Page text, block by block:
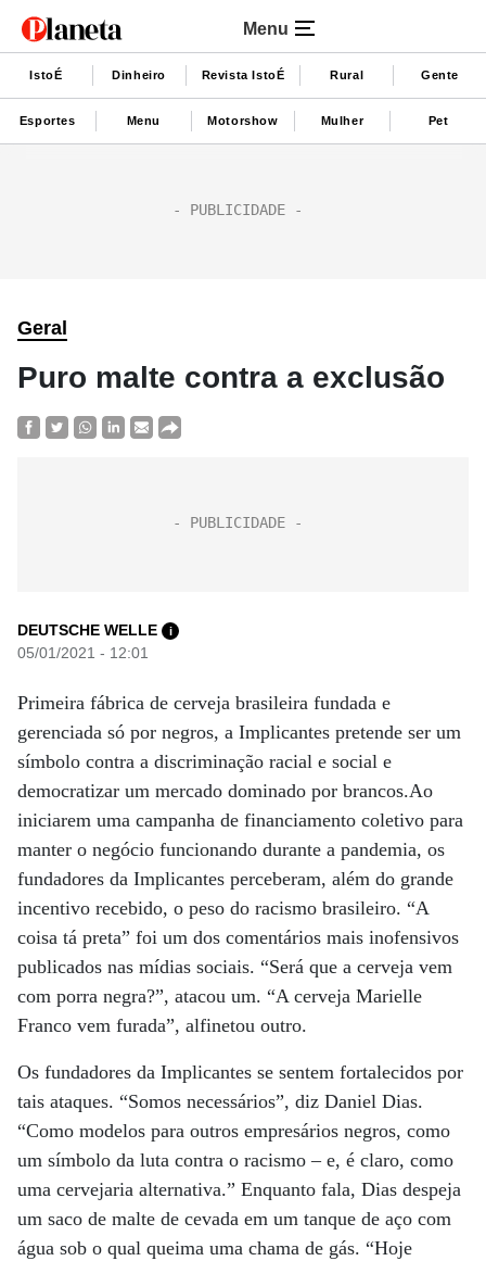
Menu
IstoÉ Dinheiro Revista IstoÉ Rural Gente
Esportes Menu Motorshow Mulher Pet
Geral
Puro malte contra a exclusão
DEUTSCHE WELLE i
05/01/2021 - 12:01
Primeira fábrica de cerveja brasileira fundada e
gerenciada só por negros, a Implicantes pretende ser um
símbolo contra a discriminação racial e social e
democratizar um mercado dominado por brancos.Ao
iniciarem uma campanha de financiamento coletivo para
manter o negócio funcionando durante a pandemia, os
fundadores da Implicantes perceberam, além do grande
incentivo recebido, o peso do racismo brasileiro. “A
coisa tá preta” foi um dos comentários mais inofensivos
publicados nas mídias sociais. “Será que a cerveja vem
com porra negra?”, atacou um. “A cerveja Marielle
Franco vem furada”, alfinetou outro.
Os fundadores da Implicantes se sentem fortalecidos por
tais ataques. “Somos necessários”, diz Daniel Dias.
“Como modelos para outros empresários negros, como
um símbolo da luta contra o racismo – e, é claro, como
uma cervejaria alternativa.” Enquanto fala, Dias despeja
um saco de malte de cevada em um tanque de aço com
água sob o qual queima uma chama de gás. “Hoje